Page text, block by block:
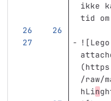
ikke
tid
![
(
/raw/
hLin